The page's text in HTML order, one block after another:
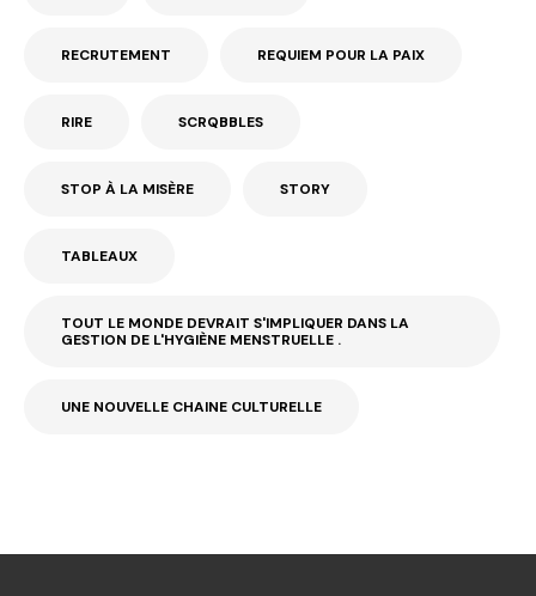
RECRUTEMENT REQUIEM POUR LA PAIX
RIRE SCRQBBLES
STOP À LA MISÈRE STORY
TABLEAUX
TOUT LE MONDE DEVRAIT S'IMPLIQUER DANS LA
GESTION DE L'HYGIÈNE MENSTRUELLE .
UNE NOUVELLE CHAINE CULTURELLE